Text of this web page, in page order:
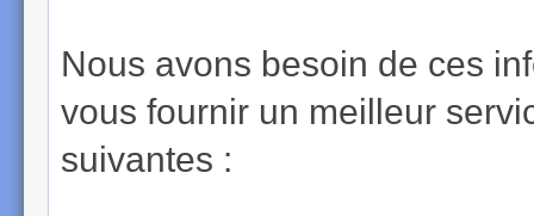
Nous avons besoin de ces
vous fournir un meilleur
suivantes :